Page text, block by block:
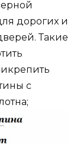
дорогих и
Такие
с